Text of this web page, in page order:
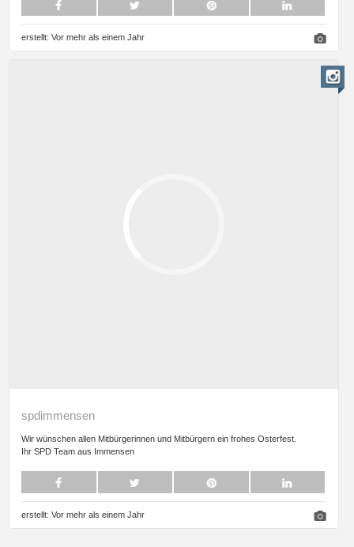
erstellt: Vor mehr als einem Jahr
spdimmensen
Wir wünschen allen Mitbürgerinnen und Mitbürgern ein frohes Osterfest.
Ihr SPD Team aus Immensen
erstellt: Vor mehr als einem Jahr